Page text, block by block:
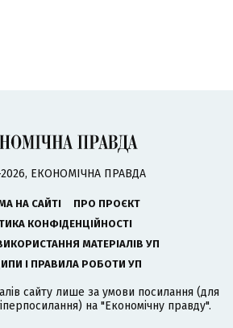
ЕКОНОМІЧНА ПРАВДА
НА САЙТІ
ПРО ПРОЄКТ
КОНФІДЕНЦІЙНОСТІ
МАТЕРІАЛІВ УП
І ПРАВИЛА РОБОТИ УП
сайту лише за умови посилання (для
на "Економічну правду".